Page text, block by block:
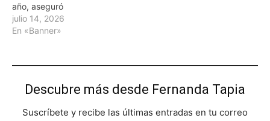
año, aseguró
julio 14, 2026
En «Banner»
Descubre más desde Fernanda Tapia
Suscríbete y recibe las últimas entradas en tu correo